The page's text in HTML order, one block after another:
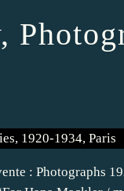
: Photographs